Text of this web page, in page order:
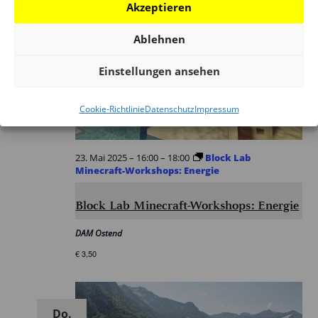
Akzeptieren
Ablehnen
Einstellungen ansehen
Cookie-RichtlinieDatenschutzImpressum
Block Lab Minecraft-Workshops: Energie
23. Mai 2025 – 16:00– 18:00
Block Lab
Minecraft-Workshops: Energie
DAM Ostend
€ 3,50
Do.